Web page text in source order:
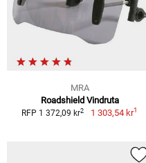
MRA
Roadshield Vindruta
RFP 1 372,09 kr2 1 303,54 kr1